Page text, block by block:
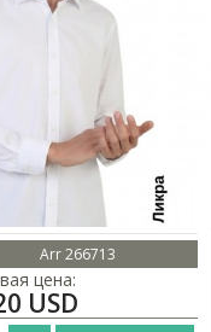
Arr 266713
цена:
USD